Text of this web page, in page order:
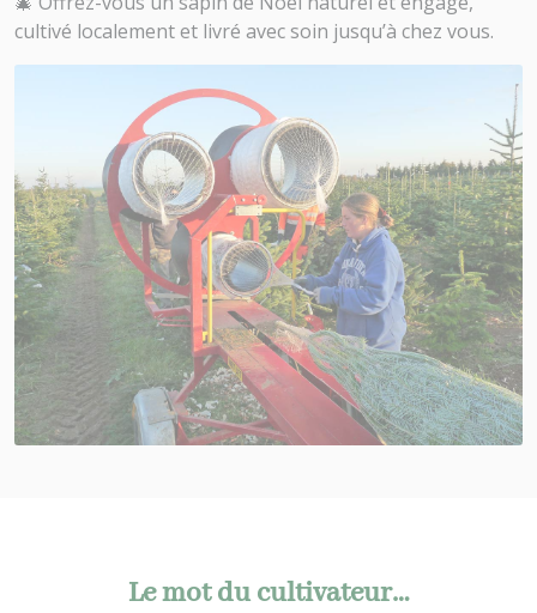
cultivé localement et livré avec soin jusqu’à chez vous.
Le mot du cultivateur…